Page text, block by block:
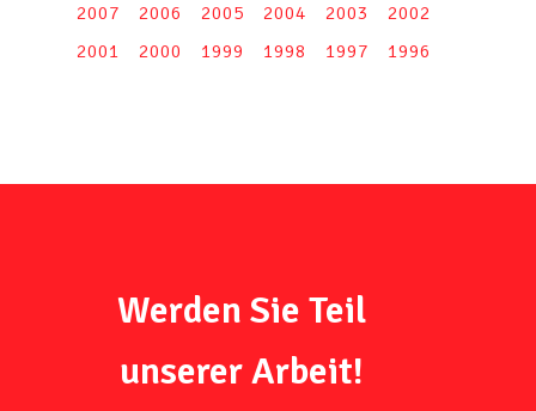
2007
2006 2005 2004 2003
2002
2001
2000 1999 1998 1997 1996
Werden Sie Teil
unserer Arbeit!